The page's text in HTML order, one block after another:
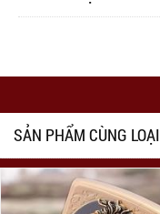
SẢN PHẨM CÙNG LOẠI